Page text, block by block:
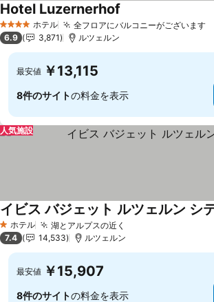
4 ホテルのランク
ホテル 全フロアにバルコニーがございます
Hotel Luzernerhof
6.9 3,871 ルツェルン
最安値 ￥13,115
8件のサイトの料金を表示
人気施設
1 ホテルのランク
ホテル 湖とアルプスの近く
イビス バジェット ルツェルン シ
7.4 14,533 ルツェルン
最安値 ￥15,907
8件のサイトの料金を表示